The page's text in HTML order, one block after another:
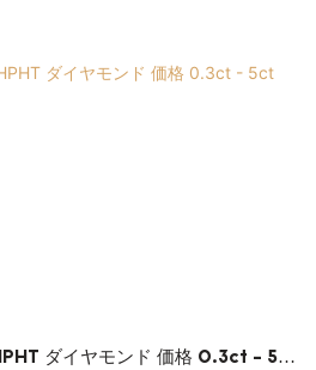
ダイヤモンド 価格 0.3ct - 5ct